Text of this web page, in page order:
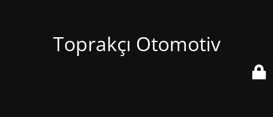
Toprakçı Otomotiv